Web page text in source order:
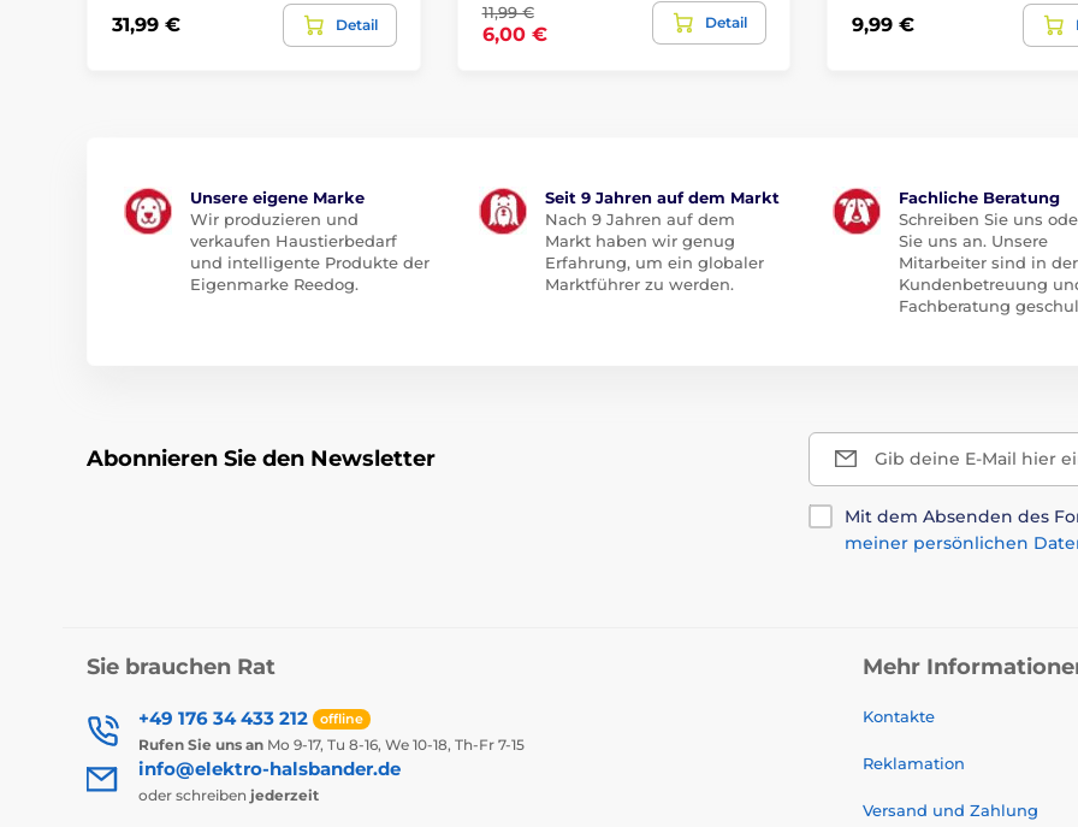
31,99 € Detail
11,99 €
6,00 €
Detail 9,99 €
Unsere eigene Marke
Wir produzieren und
verkaufen Haustierbedarf
und intelligente Produkte der
Eigenmarke Reedog.
Seit 9 Jahren auf dem Markt
Nach 9 Jahren auf dem
Markt haben wir genug
Erfahrung, um ein globaler
Marktführer zu werden.
Fachliche Beratung
Schreiben Sie uns
Sie uns an. Unsere
Mitarbeiter sind in der
Kundenbetreuung
Fachberatung
Abonnieren Sie den Newsletter Gib deine E-Mail hier
Mit dem Absenden des
meiner persönlichen
Sie brauchen Rat
+49 176 34 433 212 offline
Rufen Sie uns an Mo 9-17, Tu 8-16, We 10-18, Th-Fr 7-15
info@elektro-halsbander.de
oder schreiben jederzeit
Mehr
Kontakte
Reklamation
Versand und Zahlung